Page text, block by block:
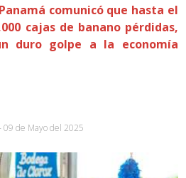
comunicó que hasta el
cajas de banano pérdidas,
duro golpe a la economía
09 de Mayo del 2025